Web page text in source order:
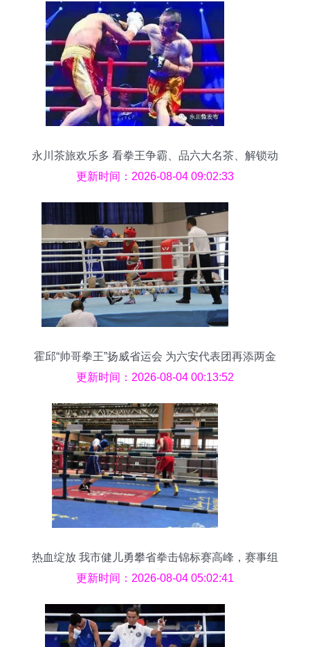
永川茶旅欢乐多 看拳王争霸、品六大名茶、解锁动
物奥运会新玩法
更新时间：2026-08-04 09:02:33
霍邱“帅哥拳王”扬威省运会 为六安代表团再添两金
四银
更新时间：2026-08-04 00:13:52
热血绽放 我市健儿勇攀省拳击锦标赛高峰，赛事组
织新举措彰显特色
更新时间：2026-08-04 05:02:41